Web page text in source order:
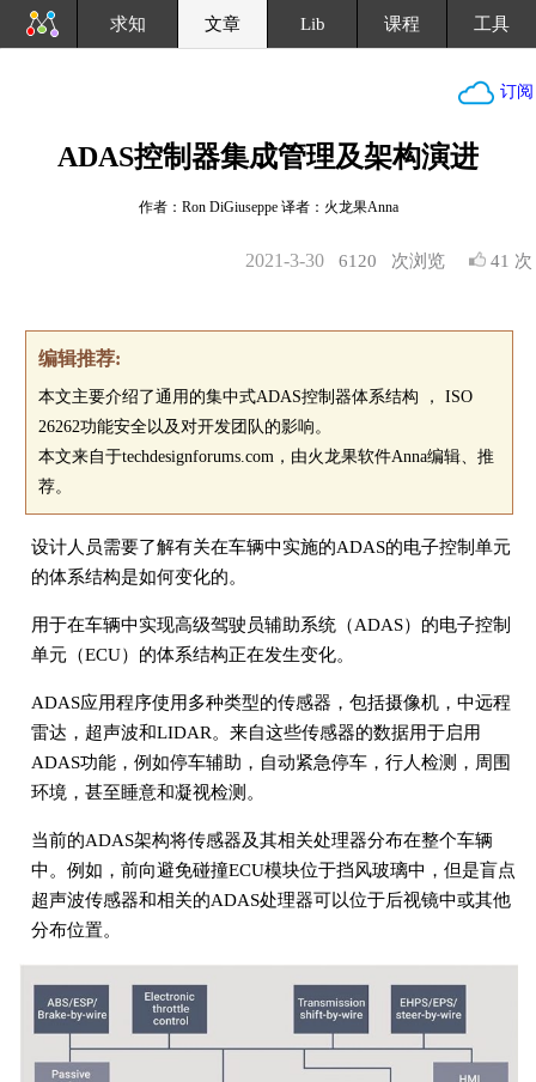
求知 文章 Lib 课程 工具
订阅
ADAS控制器集成管理及架构演进
作者：Ron DiGiuseppe 译者：火龙果Anna
6120 次浏览 41 次
2021-3-30
编辑推荐:
本文主要介绍了通用的集中式ADAS控制器体系结构 ， ISO
26262功能安全以及对开发团队的影响。
本文来自于techdesignforums.com，由火龙果软件Anna编辑、推
荐。
设计人员需要了解有关在车辆中实施的ADAS的电子控制单元
的体系结构是如何变化的。
用于在车辆中实现高级驾驶员辅助系统（ADAS）的电子控制
单元（ECU）的体系结构正在发生变化。
ADAS应用程序使用多种类型的传感器，包括摄像机，中远程
雷达，超声波和LIDAR。来自这些传感器的数据用于启用
ADAS功能，例如停车辅助，自动紧急停车，行人检测，周围
环境，甚至睡意和凝视检测。
当前的ADAS架构将传感器及其相关处理器分布在整个车辆
中。例如，前向避免碰撞ECU模块位于挡风玻璃中，但是盲点
超声波传感器和相关的ADAS处理器可以位于后视镜中或其他
分布位置。